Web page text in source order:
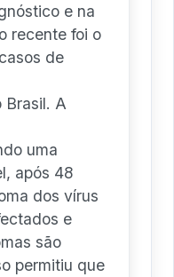
e na
recente foi o
de
Brasil. A
uma
após 48
dos vírus
e
são
permitiu que